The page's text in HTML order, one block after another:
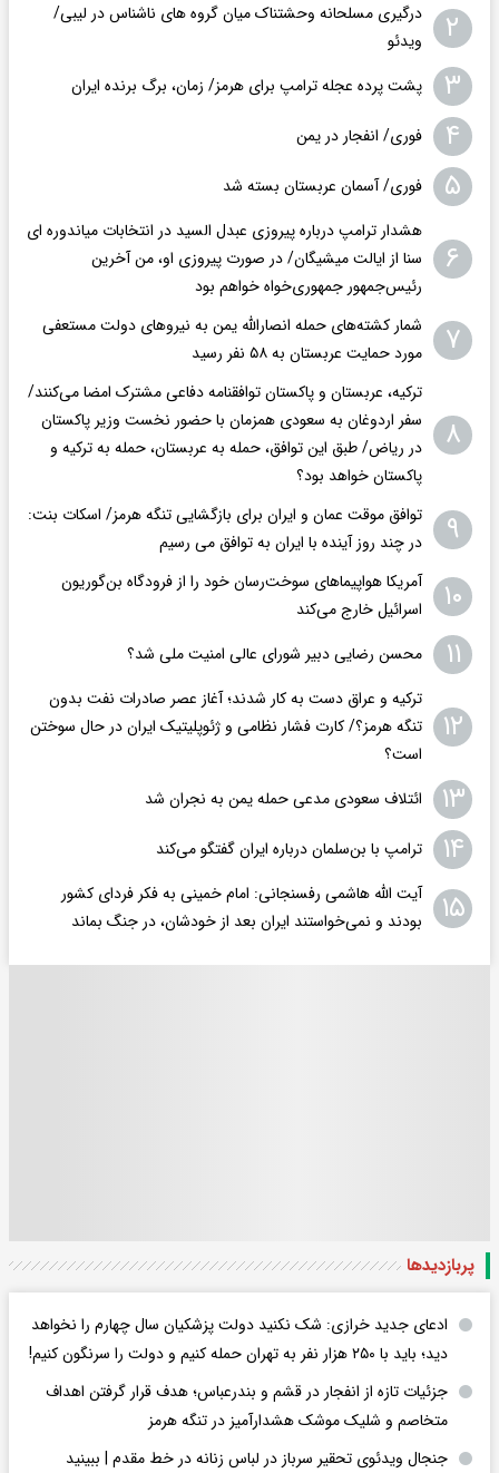
۲
درگیری مسلحانه وحشتناک میان گروه های ناشناس در لیبی/
ویدئو
۳ پشت پرده عجله ترامپ برای هرمز/ زمان، برگ برنده ایران
۴ فوری/ انفجار در یمن
۵ فوری/ آسمان عربستان بسته شد
۶
هشدار ترامپ درباره پیروزی عبدل السید در انتخابات میاندوره ای
سنا از ایالت میشیگان/ در صورت پیروزی او، من آخرین
رئیس‌جمهور جمهوری‌‍‌خواه خواهم بود
۷
شمار کشته‌های حمله انصارالله یمن به نیروهای دولت مستعفی
مورد حمایت عربستان به ۵۸ نفر رسید
۸
ترکیه، عربستان و پاکستان توافقنامه دفاعی مشترک امضا می‌کنند/
سفر اردوغان به سعودی همزمان با حضور نخست وزیر پاکستان
در ریاض/ طبق این توافق، حمله به عربستان، حمله به ترکیه و
پاکستان خواهد بود؟
۹
توافق موقت عمان و ایران برای بازگشایی تنگه هرمز/ اسکات بنت:
در چند روز آینده با ایران به توافق می رسیم
۱۰
آمریکا هواپیماهای سوخت‌رسان خود را از فرودگاه بن‌گوریون
اسرائیل خارج می‌کند
۱۱ محسن رضایی دبیر شورای عالی امنیت ملی شد؟
۱۲
ترکیه و عراق دست به کار شدند؛ آغاز عصر صادرات نفت بدون
تنگه هرمز؟/ کارت فشار نظامی و ژئوپلیتیک ایران در حال سوختن
است؟
۱۳ ائتلاف سعودی مدعی حمله یمن به نجران شد
۱۴ ترامپ با بن‌سلمان درباره ایران گفتگو می‌کند
۱۵
آیت الله هاشمی رفسنجانی: امام خمینی به فکر فردای کشور
بودند و نمی‌خواستند ایران بعد از خودشان، در جنگ بماند
پربازدید‌ها
ادعای جدید خرازی: شک نکنید دولت پزشکیان سال چهارم را نخواهد
دید؛ باید با ۲۵۰ هزار نفر به تهران حمله کنیم و دولت را سرنگون کنیم!
جزئیات تازه از انفجار در قشم و بندرعباس؛ هدف قرار گرفتن اهداف
متخاصم و شلیک موشک هشدارآمیز در تنگه هرمز
جنجال ویدئوی تحقیر سرباز در لباس زنانه در خط مقدم | ببینید